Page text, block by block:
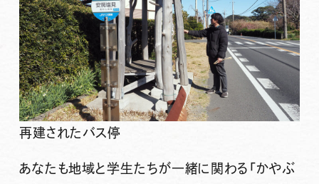
再建されたバス停
あなたも地域と学生たちが一緒に関わる「かやぶ